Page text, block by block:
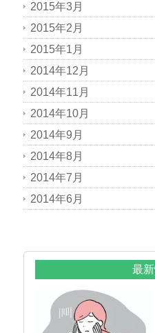
2015年3月
2015年2月
2015年1月
2014年12月
2014年11月
2014年10月
2014年9月
2014年8月
2014年7月
2014年6月
最